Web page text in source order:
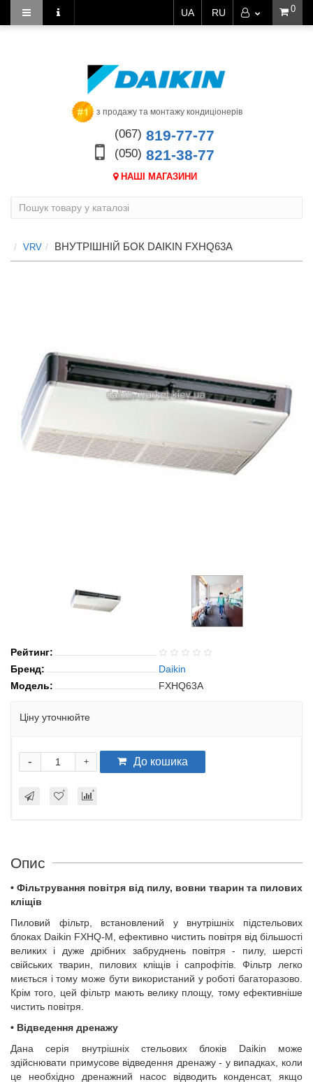
0
UA RU
з продажу та монтажу кондиціонерів
(067) 819-77-77
(050) 821-38-77
НАШІ МАГАЗИНИ
VRV ВНУТРІШНІЙ БОК DAIKIN FXHQ63A
Рейтинг:
Бренд:
Daikin
Модель:
FXHQ63A
Ціну уточнюйте
+
- До кошика
Опис
• Фільтрування повітря від пилу, вовни тварин та пилових
кліщів
Пиловий фільтр, встановлений у внутрішніх підстельових
блоках Daikin FXHQ-M, ефективно чистить повітря від більшості
великих і дуже дрібних забруднень повітря - пилу, шерсті
свійських тварин, пилових кліщів і сапрофітів. Фільтр легко
миється і тому може бути використаний у роботі багаторазово.
Крім того, цей фільтр мають велику площу, тому ефективніше
чистить повітря.
• Відведення дренажу
Дана серія внутрішніх стельових блоків Daikin може
здійснювати примусове відведення дренажу - у випадках, коли
це необхідно дренажний насос відводить конденсат, якщо